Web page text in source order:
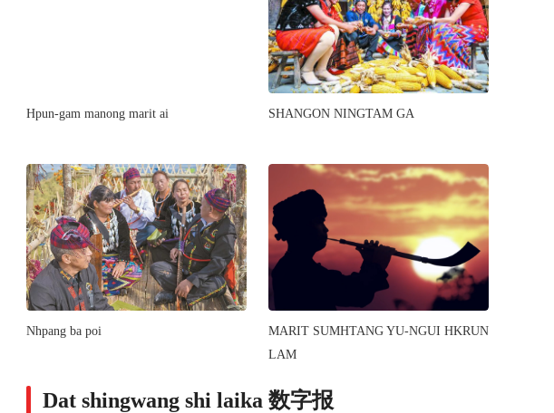
Hpun-gam manong marit ai SHANGON NINGTAM GA
Nhpang ba poi
MARIT SUMHTANG YU-NGUI HKRUN
LAM
Dat shingwang shi laika 数字报